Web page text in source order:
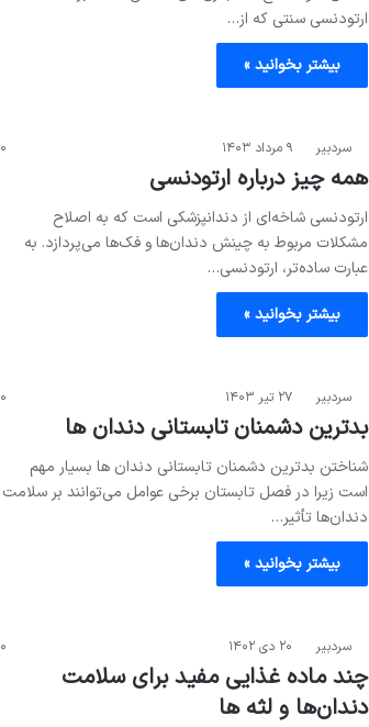
ارتودنسی سنتی که از…
بیشتر بخوانید »
سردبیر ۹ مرداد ۱۴۰۳ ۰
همه چیز درباره ارتودنسی
ارتودنسی شاخه‌ای از دندانپزشکی است که به اصلاح
مشکلات مربوط به چینش دندان‌ها و فک‌ها می‌پردازد. به
عبارت ساده‌تر، ارتودنسی…
بیشتر بخوانید »
سردبیر ۲۷ تیر ۱۴۰۳ ۰
بدترین دشمنان تابستانی دندان ‌ها
شناختن بدترین دشمنان تابستانی دندان ‌ها بسیار مهم
است زیرا در فصل تابستان برخی عوامل می‌توانند بر سلامت
دندان‌ها تأثیر…
بیشتر بخوانید »
سردبیر ۲۰ دی ۱۴۰۲ ۰
چند ماده غذایی مفید برای سلامت
دندان‌ها و لثه‌ ها